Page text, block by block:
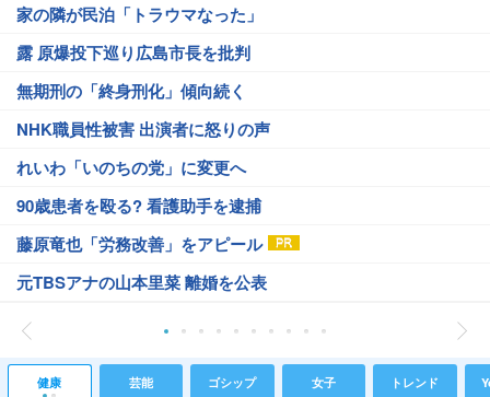
家の隣が民泊「トラウマなった」
露 原爆投下巡り広島市長を批判
無期刑の「終身刑化」傾向続く
NHK職員性被害 出演者に怒りの声
れいわ「いのちの党」に変更へ
90歳患者を殴る? 看護助手を逮捕
藤原竜也「労務改善」をアピール
元TBSアナの山本里菜 離婚を公表
健康 芸能 ゴシップ 女子 トレンド